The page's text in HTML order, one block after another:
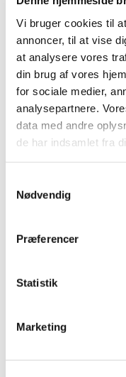
Vi bruger cookies til
annoncer, til at vise
at analysere vores
din brug af vores
for sociale medier,
analysepartnere.
data med andre
de har indsamlet fra
Nødvendig
Præferencer
Statistik
Marketing
Lægemiddelstyrelsen
ansøge om
Årets fokus ved
|7. januar 2025|
Fokus på
Lægemiddelstyrelsen
udlevering af
Tilladelser til
En milepæl i
6. januar 2025